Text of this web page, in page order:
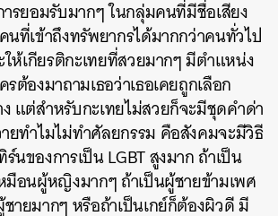
ารยอมรับมากๆ ในกลุ่มคนที่มีชื่อเสียง
ที่เข้าถึงทรัพยากรได้มากกว่าคนทั่วไป
ให้เกียรติกะเทยที่สวยมากๆ มีตำแหน่ง
ต้องมาถามเธอว่าเธอเคยถูกเลือก
แต่สำหรับกะเทยไม่สวยก็จะมีชุดคำด่า
ยทำไมไม่ทำศัลยกรรม คือสังคมจะมีวิธี
นของการเป็น LGBT สูงมาก ถ้าเป็น
มือนผู้หญิงมากๆ ถ้าเป็นผู้ชายข้ามเพศ
ายมากๆ หรือถ้าเป็นเกย์ก็ต้องผิวดี มี